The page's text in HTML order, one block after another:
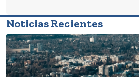
Noticias Recientes